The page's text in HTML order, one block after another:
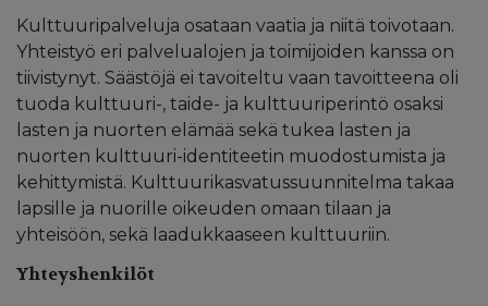
Kulttuuripalveluja osataan vaatia ja niitä toivotaan.
Yhteistyö eri palvelualojen ja toimijoiden kanssa on
tiivistynyt. Säästöjä ei tavoiteltu vaan tavoitteena oli
tuoda kulttuuri-, taide- ja kulttuuriperintö osaksi
lasten ja nuorten elämää sekä tukea lasten ja
nuorten kulttuuri-identiteetin muodostumista ja
kehittymistä. Kulttuurikasvatussuunnitelma takaa
lapsille ja nuorille oikeuden omaan tilaan ja
yhteisöön, sekä laadukkaaseen kulttuuriin.
Yhteyshenkilöt